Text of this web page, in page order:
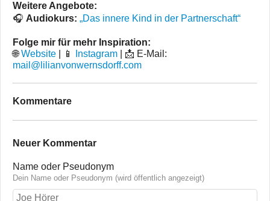
Weitere Angebote:
🎧 Audiokurs: „Das innere Kind in der Partnerschaft“
Folge mir für mehr Inspiration:
🌐Website | 📱 Instagram | 📩 E-Mail:
mail@lilianvonwernsdorff.com
Kommentare
Neuer Kommentar
Name oder Pseudonym
Dein Name oder Pseudonym (wird öffentlich angezeigt)